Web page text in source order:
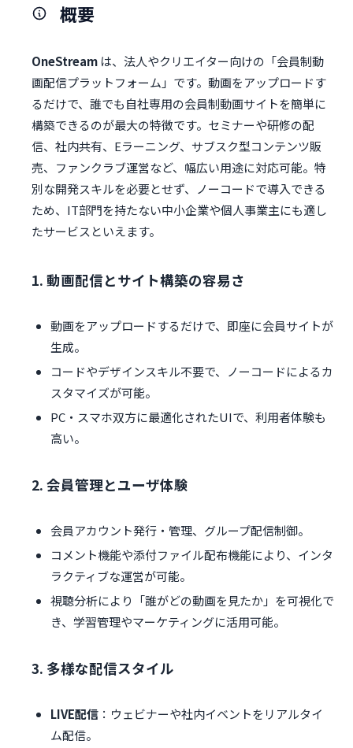
概要
OneStream は、法人やクリエイター向けの「会員制動
画配信プラットフォーム」です。動画をアップロードす
るだけで、誰でも自社専用の会員制動画サイトを簡単に
構築できるのが最大の特徴です。セミナーや研修の配
信、社内共有、Eラーニング、サブスク型コンテンツ販
売、ファンクラブ運営など、幅広い用途に対応可能。特
別な開発スキルを必要とせず、ノーコードで導入できる
ため、IT部門を持たない中小企業や個人事業主にも適し
たサービスといえます。
1. 動画配信とサイト構築の容易さ
動画をアップロードするだけで、即座に会員サイトが
生成。
コードやデザインスキル不要で、ノーコードによるカ
スタマイズが可能。
PC・スマホ双方に最適化されたUIで、利用者体験も
高い。
2. 会員管理とユーザ体験
会員アカウント発行・管理、グループ配信制御。
コメント機能や添付ファイル配布機能により、インタ
ラクティブな運営が可能。
視聴分析により「誰がどの動画を見たか」を可視化で
き、学習管理やマーケティングに活用可能。
3. 多様な配信スタイル
LIVE配信 ：ウェビナーや社内イベントをリアルタイ
ム配信。